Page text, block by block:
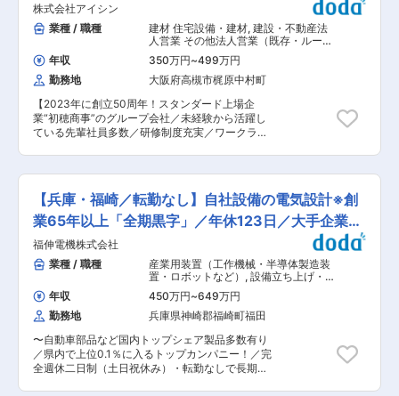
工程を解析し、課題を発見、そしてその課題を解
決しています。そうした同社のVA／VE活動は、
これまで多くの顧客の現場や製品において成果を
あげています。品質の向上はもちろん、生産の効
率化やコストダウン、あるいは新製品の開発ま
で。同社の提案、開発力から、新たな価値が生み
出されています。 ・顧客の設計に基づく受託生産
をはじめ、開発設計段階からの参画も可能です。
また、必要に応じて要素技術の開発も行い、試作
制を完備しています。開発から生産まで一貫して
行う事が出来るため、品質の向上や、VE活動にも
ねながら、各産業界から頼りにされるベストパー
トナー企業として歩みを続けています。 変更の範
囲：会社の定める業務
くりと業務を覚えていただきます。営業経験をお
持ちの方であれば、早い段階で顧客を担当いただ
きます。 （3）出張：お客様希望で訪問すること
もあり、出張はありますが、日帰り圏内がほとん
どです。 ■配属先について：電装品事業部は課長
以下7名（20代1名、30代2名、40代1名、50代1
名、60歳越え2名）になります。 ・完全週休二日
制（土日祝）・転勤なし・残業も月30時間程度、
風通しがよく先輩や上司とも話しやすい環境で
す。 ■当社の強み： ・様々なユーザーのニーズ
に応え続けている当社の総合力は、幅広い産業界
成品へと創りあげる技術力とノウハウは、OEM生
産をはじめ、自社製品の開発にもいかんなく発揮
しています。市場で評価されたオリジナル製品の
数々もまた、当社の総合力の証です。現在、OEM
生産の依頼が増加しており、業績は成長していま
す。 変更の範囲：会社の定める業務
株式会社アイシン
業種 / 職種
建材 住宅設備・建材, 建設・不動産法
人営業 その他法人営業（既存・ルート
セールス中心）
年収 350万円~499万円
勤務地
大阪府高槻市梶原中村町
【2023年に創立50周年！スタンダード上場企
業“初穂商事”のグループ会社／未経験から活躍し
ている先輩社員多数／研修制度充実／ワークライ
レクト、直接輸入・企画販売を行っている当社。
そんな当社本社営業部において営業担当として活
躍頂ける方を増員募集致します。 ■そもそもエク
ステリアとは？ 門、フェンス、庭などの外溝の
他、玄関まわりやエントランスを含めた住まいの
外側の空間全体のこと。当社は最新のトレンドを
鑑みながら各メーカーの “デザイン性” に優れたオ
シャレな商品をセレクト＆販売しております。 ま
た自社ブランドのアイテムも販売。そうしてお客
様のさまざまなニーズに対応しています！ ■業務
内容： お取引先であるハウスメーカーやエクステ
リアの販売店・工事店に対し、当社で扱っている
エクステリア商品や、自社ブランドのエクステリ
ア商品のご提案をお任せ致します。 《具体的に
は》 ▽お客様先を訪問。ニーズを確認 ▽先方の
ご要望に合う商品を提案 ▽見積もりを作成・提案
【兵庫・福崎／転勤なし】自社設備の電気設計※創
業65年以上「全期黒字」／年休123日／大手企業と
取引
福伸電機株式会社
業種 / 職種
産業用装置（工作機械・半導体製造装
置・ロボットなど） , 設備立ち上げ・設
計（電気・制御設計） シーケンス制御
（PLC・シーケンス・ラダー）
年収 450万円~649万円
勤務地
兵庫県神崎郡福崎町福田
〜自動車部品など国内トップシェア製品多数有り
／県内で上位0.1％に入るトップカンパニー！／完
全週休二日制（土日祝休み）・転勤なしで長期就